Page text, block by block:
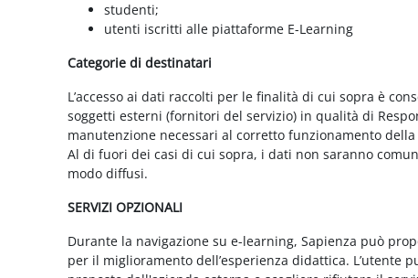
studenti;
utenti iscritti alle piattaforme E-Learning
Categorie di destinatari
L’accesso ai dati raccolti per le finalità di cui sopra è
soggetti esterni (fornitori del servizio) in qualità di
manutenzione necessari al corretto funzionamento
Al di fuori dei casi di cui sopra, i dati non saranno
modo diffusi.
SERVIZI OPZIONALI
Durante la navigazione su e-learning, Sapienza può
per il miglioramento dell’esperienza didattica.